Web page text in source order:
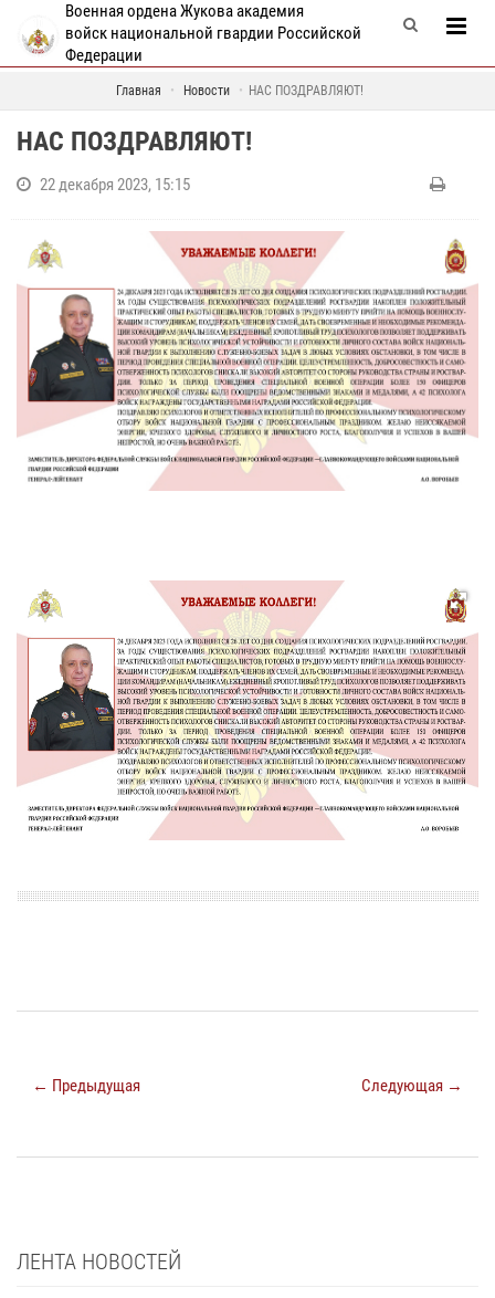
Военная ордена Жукова академия
войск национальной гвардии Российской
Федерации
Главная Новости НАС ПОЗДРАВЛЯЮТ!
НАС ПОЗДРАВЛЯЮТ!
22 декабря 2023, 15:15
← Предыдущая Следующая →
ЛЕНТА НОВОСТЕЙ